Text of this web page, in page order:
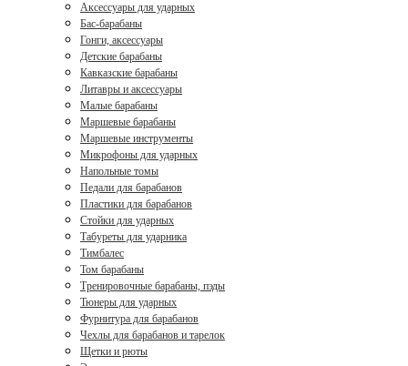
Аксессуары для ударных
Бас-барабаны
Гонги, аксессуары
Детские барабаны
Кавказские барабаны
Литавры и аксессуары
Малые барабаны
Маршевые барабаны
Маршевые инструменты
Микрофоны для ударных
Напольные томы
Педали для барабанов
Пластики для барабанов
Стойки для ударных
Табуреты для ударника
Тимбалес
Том барабаны
Тренировочные барабаны, пэды
Тюнеры для ударных
Фурнитура для барабанов
Чехлы для барабанов и тарелок
Щетки и рюты